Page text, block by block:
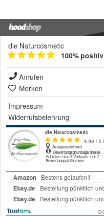
die Naturcosmetic
100% positiv
Anrufen
Merken
Impressum
Widerrufsbelehrung